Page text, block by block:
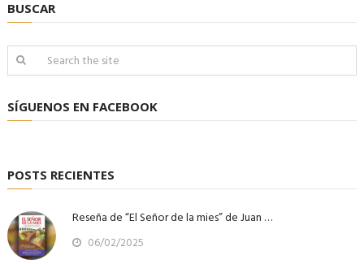
BUSCAR
SÍGUENOS EN FACEBOOK
POSTS RECIENTES
Reseña de “El Señor de la mies” de Juan …
06/02/2025